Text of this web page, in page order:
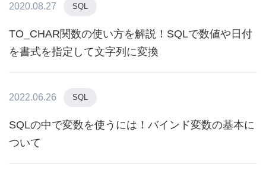
2020.08.27 SQL
TO_CHAR関数の使い方を解説！SQLで数値や日付
を書式を指定して文字列に変換
2022.06.26 SQL
SQLの中で変数を使うには！バインド変数の基本に
ついて